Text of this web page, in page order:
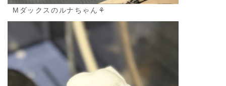
Mダックスのルナちゃん⚘